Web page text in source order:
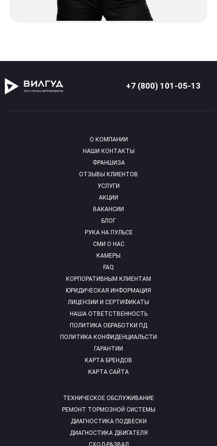
+7 (800) 101-05-13
О КОМПАНИИ
НАШИ КОНТАКТЫ
ФРАНШИЗА
ОТЗЫВЫ КЛИЕНТОВ
УСЛУГИ
АКЦИИ
ВАКАНСИИ
БЛОГ
РУКА НА ПУЛЬСЕ
СМИ О НАС
КАМЕРЫ
FAQ
ТЕХНИЧЕСКОЕ ОБСЛУЖИВАНИЕ
РЕМОНТ ТОРМОЗНОЙ СИСТЕМЫ
ДИАГНОСТИКА ПОДВЕСКИ
ДИАГНОСТИКА ДВИГАТЕЛЯ
КОРПОРАТИВНЫМ КЛИЕНТАМ
ЮРИДИЧЕСКАЯ ИНФОРМАЦИЯ
ЛИЦЕНЗИИ И СЕРТИФИКАТЫ
НАША ОТВЕТСТВЕННОСТЬ
ПОЛИТИКА ОБРАБОТКИ ПД
ПОЛИТИКА КОНФИДЕНЦИАЛЬСТИ
ГАРАНТИИ
КАРТА БРЕНДОВ
КАРТА САЙТА